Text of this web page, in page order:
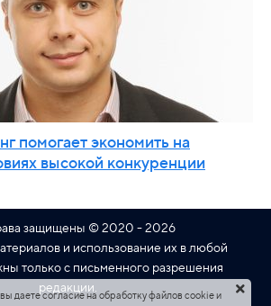
помогает экономить на
высокой конкуренции
защищены © 2020 - 2026
и использование их в любой
только с письменного разрешения
редакции.
даете согласие на обработку файлов cookie и